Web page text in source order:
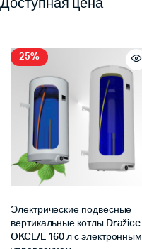
Доступная цена
25%
Электрические подвесные
вертикальные котлы Dražice
OKCE/E 160 л с электронным